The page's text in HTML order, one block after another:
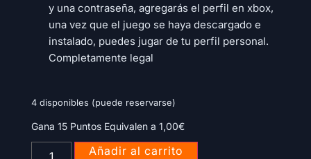
y una contraseña, agregarás el perfil en xbox,
una vez que el juego se haya descargado e
instalado, puedes jugar de tu perfil personal.
Completamente legal
4 disponibles (puede reservarse)
Gana 15 Puntos Equivalen a 1,00€
Añadir al carrito